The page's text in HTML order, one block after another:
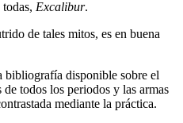
Excalibur.
de tales mitos, es en buena
bibliografía disponible sobre el
todos los periodos y las armas
mediante la práctica.